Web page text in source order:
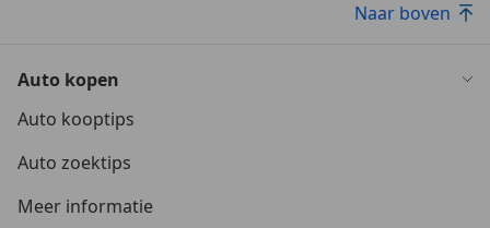
Naar boven
Auto kopen
Auto kooptips
Auto zoektips
Meer informatie